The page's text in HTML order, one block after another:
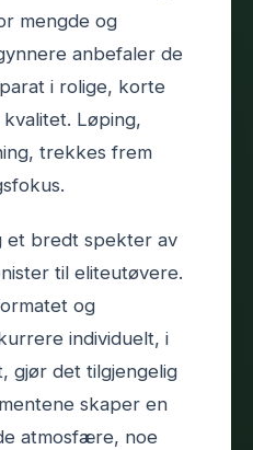
mengde og
anbefaler de
i rolige, korte
Løping,
trekkes frem
et bredt spekter av
til eliteutøvere.
og
individuelt, i
gjør det tilgjengelig
skaper en
atmosfære, noe